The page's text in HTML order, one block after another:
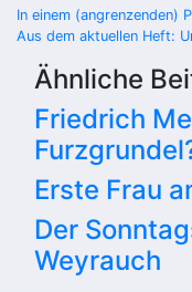
In einem (angrenzenden)
Aus dem aktuellen Heft:
Ähnliche
Friedrich
Erste Frau
Der
Weyrauch